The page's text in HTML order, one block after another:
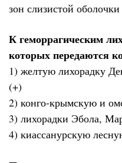
зон слизистой
К геморрагическим
которых передаются
1) желтую лихорадку
(+)
2) конго-крымскую и
3) лихорадки Эбола,
4) киассанурскую